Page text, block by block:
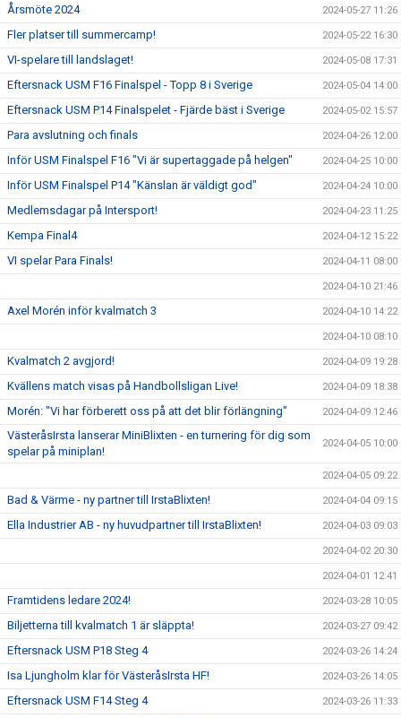
Årsmöte 2024 2024-05-27 11:26
Fler platser till summercamp! 2024-05-22 16:30
VI-spelare till landslaget! 2024-05-08 17:31
Eftersnack USM F16 Finalspel - Topp 8 i Sverige 2024-05-04 14:00
Eftersnack USM P14 Finalspelet - Fjärde bäst i Sverige 2024-05-02 15:57
Para avslutning och finals 2024-04-26 12:00
Inför USM Finalspel F16 "Vi är supertaggade på helgen" 2024-04-25 10:00
Inför USM Finalspel P14 "Känslan är väldigt god" 2024-04-24 10:00
Medlemsdagar på Intersport! 2024-04-23 11:25
Kempa Final4 2024-04-12 15:22
VI spelar Para Finals! 2024-04-11 08:00
2024-04-10 21:46
Axel Morén inför kvalmatch 3 2024-04-10 14:22
2024-04-10 08:10
Kvalmatch 2 avgjord! 2024-04-09 19:28
Kvällens match visas på Handbollsligan Live! 2024-04-09 18:38
Morén: "Vi har förberett oss på att det blir förlängning" 2024-04-09 12:46
VästeråsIrsta lanserar MiniBlixten - en turnering för dig som
spelar på miniplan!
2024-04-05 10:00
2024-04-05 09:22
Bad & Värme - ny partner till IrstaBlixten! 2024-04-04 09:15
Ella Industrier AB - ny huvudpartner till IrstaBlixten! 2024-04-03 09:03
2024-04-02 20:30
2024-04-01 12:41
Framtidens ledare 2024! 2024-03-28 10:05
Biljetterna till kvalmatch 1 är släppta! 2024-03-27 09:42
Eftersnack USM P18 Steg 4 2024-03-26 14:24
Isa Ljungholm klar för VästeråsIrsta HF! 2024-03-26 14:05
Eftersnack USM F14 Steg 4 2024-03-26 11:33